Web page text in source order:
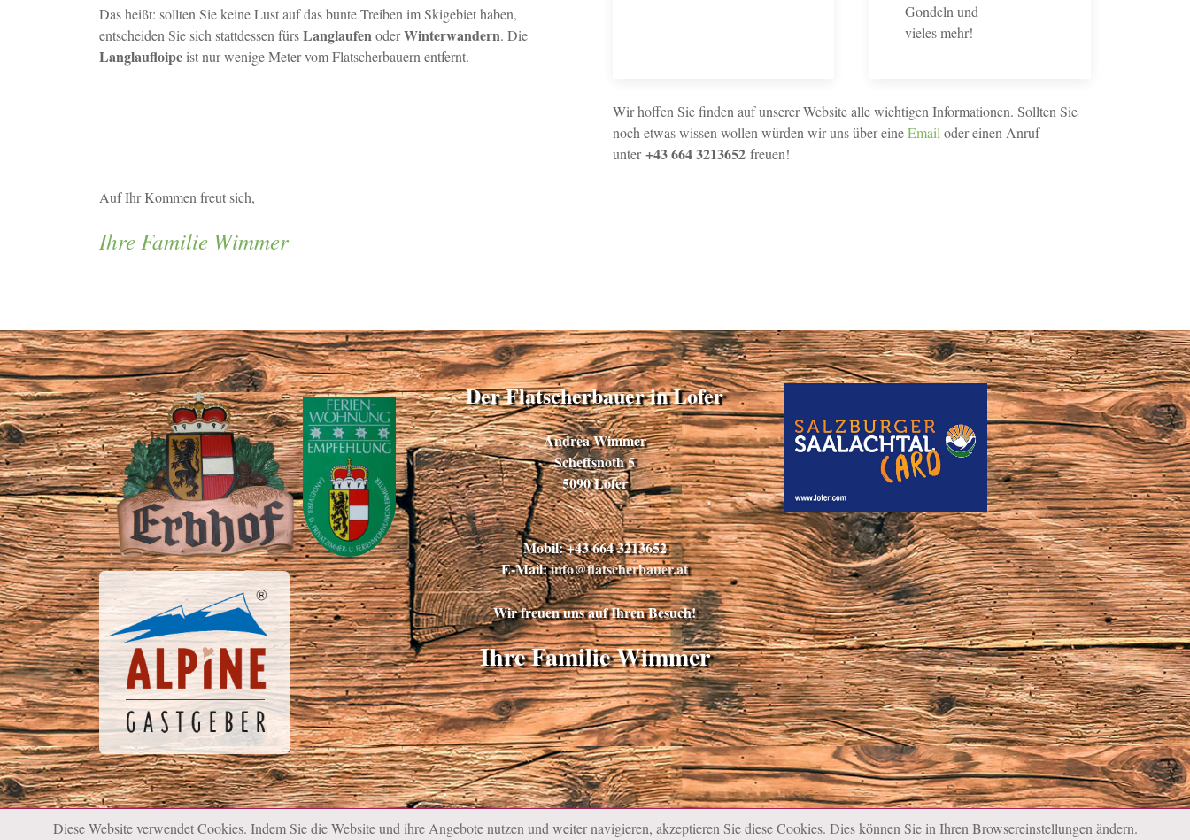
Das heißt: sollten Sie keine Lust auf das bunte Treiben im Skigebiet haben,
entscheiden Sie sich stattdessen fürsLanglaufenoderWinterwandern. Die
Langlaufloipe ist nur wenige Meter vom Flatscherbauern entfernt.
Gondeln und
vieles mehr!
Wir hoffen Sie finden auf unserer Website alle wichtigen Informationen. Sollten Sie
noch etwas wissen wollen würden wir uns über eineEmail oder einen Anruf
unter+43 664 3213652 freuen!
Auf Ihr Kommen freut sich,
Ihre Familie Wimmer
Der Flatscherbauer in Lofer
Andrea Wimmer
Scheffsnoth 5
5090 Lofer
Mobil: +43 664 3213652
E-Mail:info@flatscherbauer.at
Wir freuen uns auf Ihren Besuch!
Ihre Familie Wimmer
Diese Website verwendet Cookies. Indem Sie die Website und ihre Angebote nutzen und weiter navigieren, akzeptieren Sie diese Cookies. Dies können Sie in Ihren Browsereinstellungen ändern.